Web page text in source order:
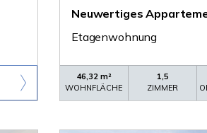
Neuwertiges
Etagenwohnung
46,32 m²
WOHNFLÄCHE
1,5
ZIMMER